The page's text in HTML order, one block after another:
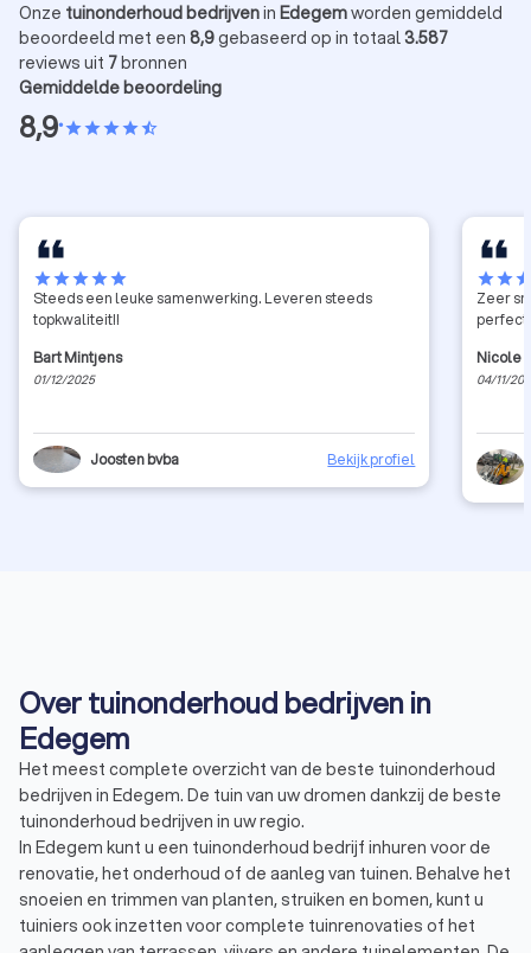
Onze tuinonderhoud bedrijvenin Edegemworden gemiddeld
beoordeeld met een 8,9gebaseerd op in totaal3.587
reviews uit 7bronnen
Gemiddelde beoordeling
8,9•starstarstarstarstar_half
starstarstarstarstar
Steeds een leuke samenwerking. Leveren steeds
topkwaliteit!!
Bart Mintjens
01/12/2025
Joosten bvba Bekijk profiel
starstar
Zeer
Nicole
04/11/
Over tuinonderhoud bedrijven in
Edegem
Het meest complete overzicht van de beste tuinonderhoud
bedrijven in Edegem. De tuin van uw dromen dankzij de beste
tuinonderhoud bedrijven in uw regio.
In Edegem kunt u een tuinonderhoud bedrijf inhuren voor de
renovatie, het onderhoud of de aanleg van tuinen. Behalve het
snoeien en trimmen van planten, struiken en bomen, kunt u
tuiniers ook inzetten voor complete tuinrenovaties of het